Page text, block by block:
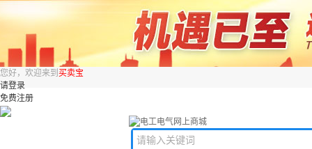
您好，欢迎来到 买卖宝
请登录
免费注册